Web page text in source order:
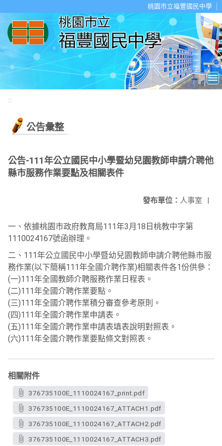
桃園市立福豐國民中學
:::
公告彙整
公告-111年公立國民中小學暨幼兒園教師申請介聘他
縣市服務作業要點及相關表件
發布單位： 人事室 |
一、依據桃園市政府教育局111年3月18日桃教中字第
1110024167號函辦理。
二、111年公立國民中小學暨幼兒園教師申請介聘他縣市服
務作業(以下簡稱111年全國介聘作業)相關表件各1份供參：
(一)111年全國教師介聘服務作業日程表。
(二)111年全國介聘作業要點。
(三)111年全國介聘作業積分審查參考原則。
(四)111年全國介聘作業申請表。
(五)111年全國介聘作業申請表填表說明對照表。
(六)111年全國介聘作業要點條文對照表。
相關附件
376735100E_1110024167_print.pdf
376735100E_1110024167_ATTACH1.pdf
376735100E_1110024167_ATTACH2.pdf
376735100E_1110024167_ATTACH3.pdf